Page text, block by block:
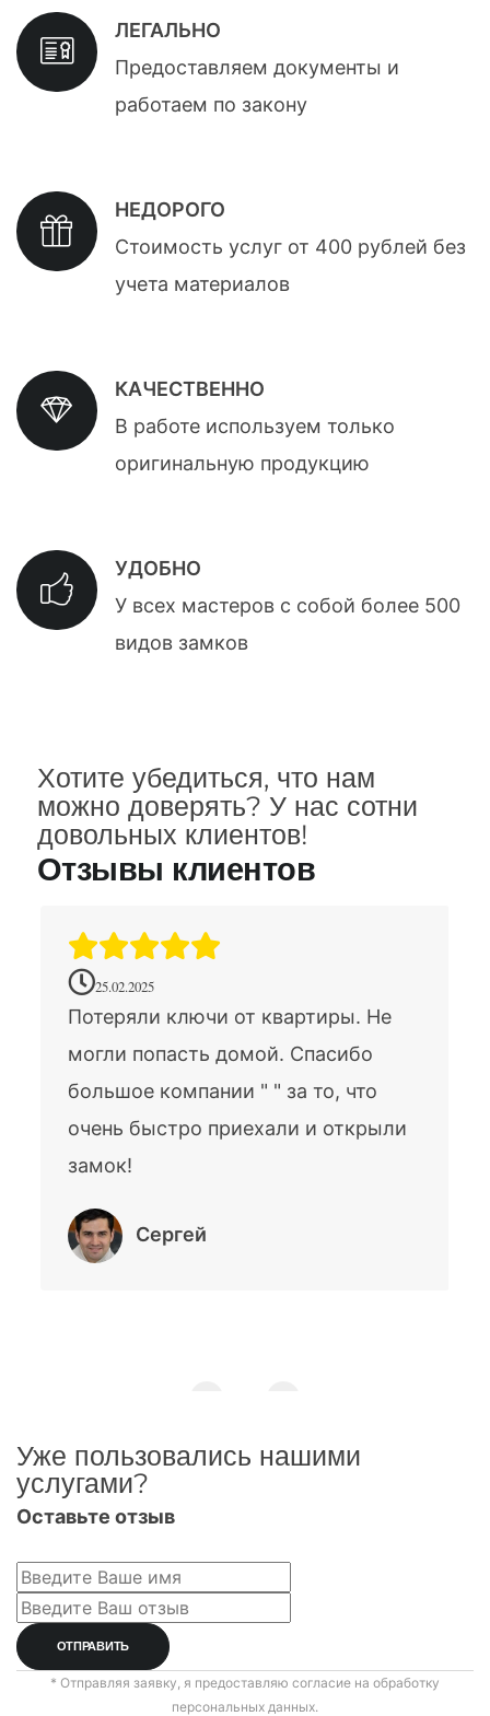
ЛЕГАЛЬНО
Предоставляем документы и
работаем по закону
НЕДОРОГО
Стоимость услуг от 400 рублей без
учета материалов
КАЧЕСТВЕННО
В работе используем только
оригинальную продукцию
УДОБНО
У всех мастеров с собой более 500
видов замков
Хотите убедиться, что нам
можно доверять? У нас сотни
довольных клиентов!
Отзывы клиентов
25.02.2025
Потеряли ключи от квартиры. Не
могли попасть домой. Спасибо
большое компании " " за то, что
очень быстро приехали и открыли
замок!
Сергей
Уже пользовались нашими
услугами?
Оставьте отзыв
* Отправляя заявку, я предоставляю согласие на обработку
персональных данных.